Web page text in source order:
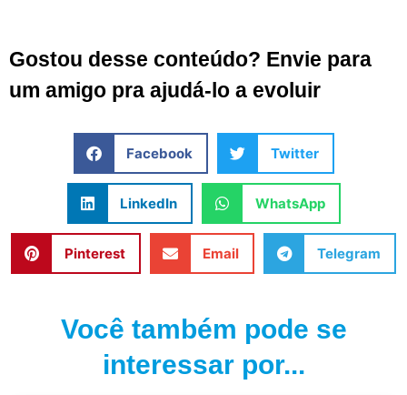
Gostou desse conteúdo? Envie para
um amigo pra ajudá-lo a evoluir
Facebook Twitter
LinkedIn WhatsApp
Pinterest Email Telegram
Você também pode se
interessar por...